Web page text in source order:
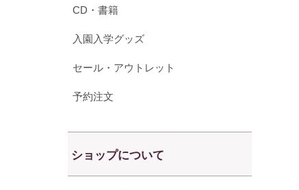
CD・書籍
入園入学グッズ
セール・アウトレット
予約注文
ショップについて